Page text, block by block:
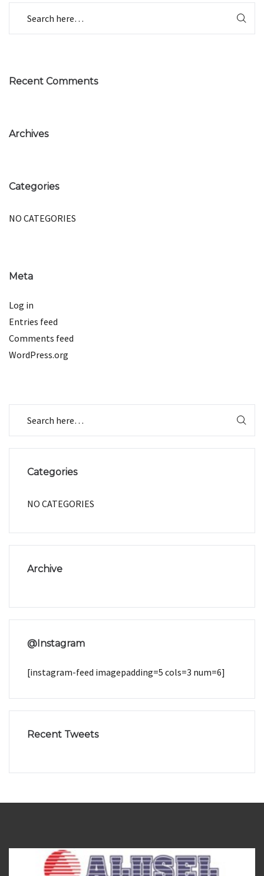
Recent Comments
Archives
Categories
NO CATEGORIES
Meta
Log in
Entries feed
Comments feed
WordPress.org
Categories
NO CATEGORIES
Archive
@Instagram
[instagram-feed imagepadding=5 cols=3 num=6]
Recent Tweets